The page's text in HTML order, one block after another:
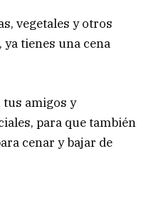
vegetales y otros
tienes una cena
amigos y
para que también
cenar y bajar de